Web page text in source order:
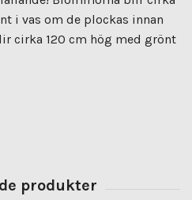
i vas om de plockas innan
cirka 120 cm hög med grönt